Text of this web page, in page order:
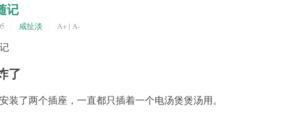
记
咸扯淡 A+ | A-
了
装了两个插座，一直都只插着一个电汤煲煲汤用。